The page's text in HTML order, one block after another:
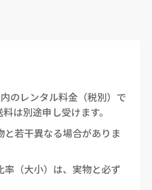
のレンタル料金（税別）で
は別途申し受けます。
と若干異なる場合がありま
率（大小）は、実物と必ず